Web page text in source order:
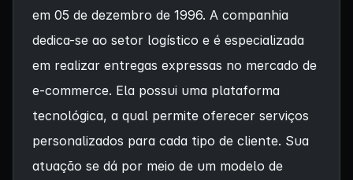
em 05 de dezembro de 1996. A companhia
dedica-se ao setor logístico e é especializada
em realizar entregas expressas no mercado de
e-commerce. Ela possui uma plataforma
tecnológica, a qual permite oferecer serviços
personalizados para cada tipo de cliente. Sua
atuação se dá por meio de um modelo de